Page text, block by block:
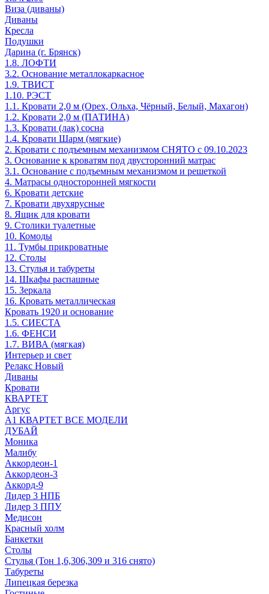
Виза (диваны)
Диваны
Кресла
Подушки
Дарина (г. Брянск)
1.8. ЛОФТИ
3.2. Основание металлокаркасное
1.9. ТВИСТ
1.10. РЭСТ
1.1. Кровати 2,0 м (Орех, Ольха, Чёрный, Белый, Махагон)
1.2. Кровати 2,0 м (ПАТИНА)
1.3. Кровати (лак) сосна
1.4. Кровати Шарм (мягкие)
2. Кровати с подъемным механизмом СНЯТО с 09.10.2023
3. Основание к кроватям под двусторонний матрас
3.1. Основание с подъемным механизмом и решеткой
4. Матрасы односторонней мягкости
6. Кровати детские
7. Кровати двухярусные
8. Ящик для кровати
9. Столики туалетные
10. Комоды
11. Тумбы прикроватные
12. Столы
13. Стулья и табуреты
14. Шкафы распашные
15. Зеркала
16. Кровать металлическая
Кровать 1920 и основание
1.5. СИЕСТА
1.6. ФЕНСИ
1.7. ВИВА (мягкая)
Интерьер и свет
Релакс Новый
Диваны
Кровати
КВАРТЕТ
Аргус
А1 КВАРТЕТ ВСЕ МОДЕЛИ
ДУБАЙ
Моника
Малибу
Аккордеон-1
Аккордеон-3
Аккорд-9
Лидер 3 НПБ
Лидер 3 ППУ
Медисон
Красный холм
Банкетки
Столы
Стулья (Тон 1,6,306,309 и 316 снято)
Табуреты
Липецкая березка